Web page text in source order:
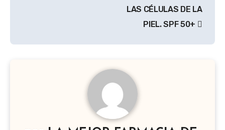
LAS CÉLULAS DE LA
PIEL. SPF 50+